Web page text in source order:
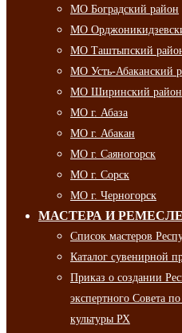
МО Боградский район
МО
МО Таштыпский
МО Усть-Абаканский
МО Ширинский район
МО г. Абаза
МО г. Абакан
МО г. Саяногорск
МО г. Сорск
МО г. Черногорск
МАСТЕРА И
Список мастеров
Каталог сувенирной
Приказ о создании
экспертного Совета
культуры РХ